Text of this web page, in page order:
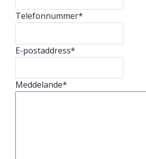
Telefonnummer*
E-postaddress*
Meddelande*